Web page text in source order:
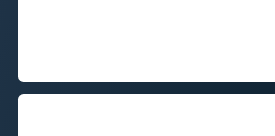
DESCUBRE LAS
Maximiza la eficiencia de tu